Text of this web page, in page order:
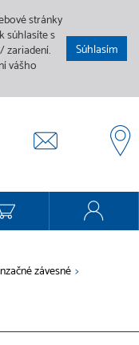
stránky
súhlasíte s
zariadení.
vášho
Súhlasím
závesné >